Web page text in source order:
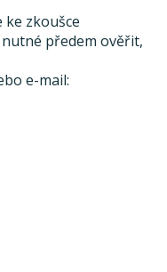
ke zkoušce
předem ověřit,
e-mail: